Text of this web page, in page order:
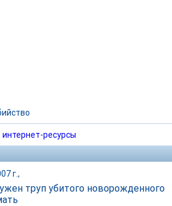
ресурсы
г.,
труп убитого новорожденного